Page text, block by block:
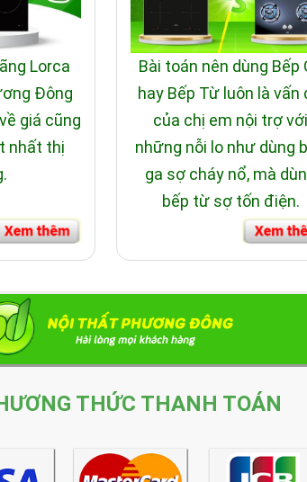
Lorca
Đông
giá cũng
nhất thị
Bài toán nên dùng Bếp
hay Bếp Từ luôn là vấn
của chị em nội trợ với
những nỗi lo như dùng
ga sợ cháy nổ, mà
bếp từ sợ tốn điện.
THỨC THANH TOÁN